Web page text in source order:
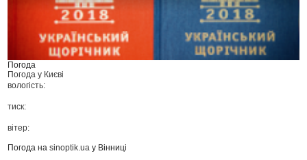
Погода
Погода у Києві
вологість:
тиск:
вітер:
Погода наsinoptik.ua у Вінниці